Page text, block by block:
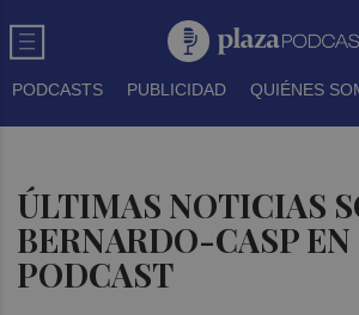
PODCASTS PUBLICIDAD QUIÉNES
ÚLTIMAS NOTICIAS
BERNARDO-CASP
PODCAST